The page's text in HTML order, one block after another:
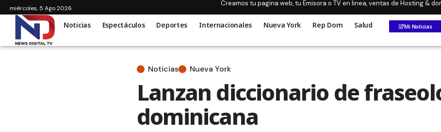
miércoles, 5 Ago 2026
Creamos tu pagina web, tu Emisora o TV en linea, ventas de Hosting &
Noticias Espectáculos Deportes Internacionales Nueva York Rep Dom Salud Mi Noticias
Noticias Nueva York
Lanzan diccionario de
dominicana